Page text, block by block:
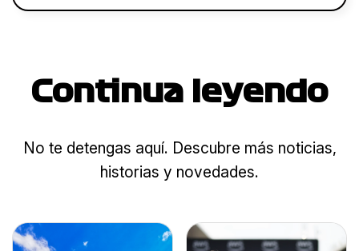
Continua leyendo
No te detengas aquí. Descubre más noticias,
historias y novedades.